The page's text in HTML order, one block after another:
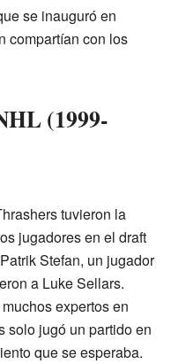
se inauguró en
compartían con los
(1999-
tuvieron la
jugadores en el draft
Stefan, un jugador
a Luke Sellars.
expertos en
solo jugó un partido en
que se esperaba.